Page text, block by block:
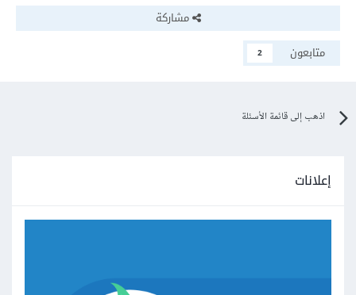
مشاركة
متابعون
2
اذهب إلى قائمة الأسئلة
إعلانات